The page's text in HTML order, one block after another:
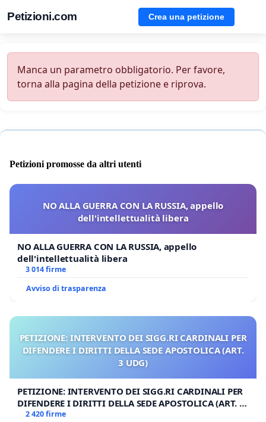
Petizioni.com Crea una petizione
Manca un parametro obbligatorio. Per favore,
torna alla pagina della petizione e riprova.
Petizioni promosse da altri utenti
NO ALLA GUERRA CON LA RUSSIA, appello
dell'intellettualità libera
NO ALLA GUERRA CON LA RUSSIA, appello
dell'intellettualità libera
3 014 firme
Avviso di trasparenza
PETIZIONE: INTERVENTO DEI SIGG.RI CARDINALI PER
DIFENDERE I DIRITTI DELLA SEDE APOSTOLICA (ART.
3 UDG)
PETIZIONE: INTERVENTO DEI SIGG.RI CARDINALI PER
DIFENDERE I DIRITTI DELLA SEDE APOSTOLICA (ART. 3
UDG)
2 420 firme